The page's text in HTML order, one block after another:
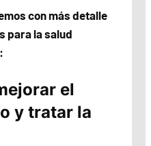
con más detalle
para la salud
el
y tratar la